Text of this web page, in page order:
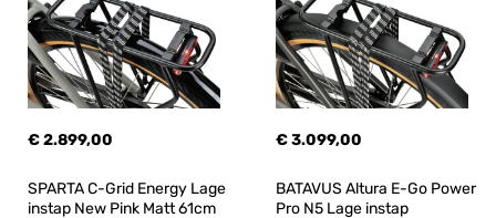
€ 2.899,00 € 3.099,00
SPARTA C-Grid Energy Lage
instap New Pink Matt 61cm
BATAVUS Altura E-Go Power
Pro N5 Lage instap